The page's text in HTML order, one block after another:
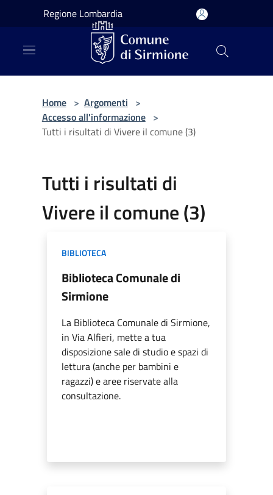
Salta al contenuto principale
Regione Lombardia
Home > Argomenti >
Accesso all'informazione >
Tutti i risultati di Vivere il comune (3)
Tutti i risultati di
Vivere il comune (3)
BIBLIOTECA
Biblioteca Comunale di
Sirmione
La Biblioteca Comunale di Sirmione,
in Via Alfieri, mette a tua
disposizione sale di studio e spazi di
lettura (anche per bambini e
ragazzi) e aree riservate alla
consultazione.